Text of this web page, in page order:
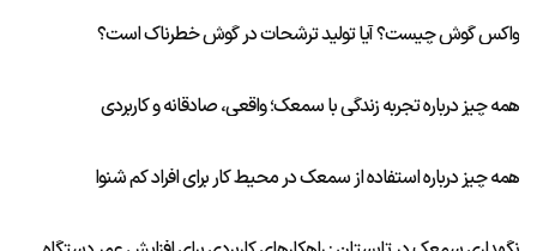
واکس گوش چیست؟ آیا تولید ترشحات در گوش خطرناک است؟
همه چیز درباره تجربه زندگی با سمعک؛ واقعی، صادقانه و کاربردی
همه چیز درباره استفاده از سمعک در محیط کار برای افراد کم شنوا